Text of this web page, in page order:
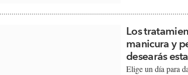
Los
manicura y
desearás
Elige un día para